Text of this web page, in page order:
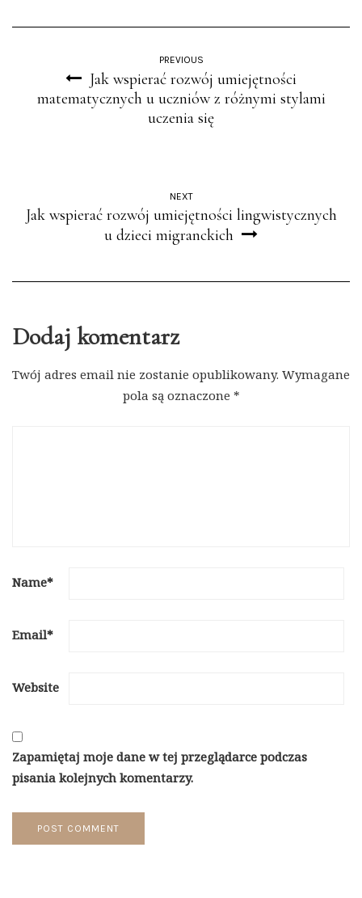
PREVIOUS
Jak wspierać rozwój umiejętności
matematycznych u uczniów z różnymi stylami
uczenia się
NEXT
Jak wspierać rozwój umiejętności lingwistycznych
u dzieci migranckich
Dodaj komentarz
Twój adres email nie zostanie opublikowany. Wymagane
pola są oznaczone *
Name*
Email*
Website
Zapamiętaj moje dane w tej przeglądarce podczas
pisania kolejnych komentarzy.